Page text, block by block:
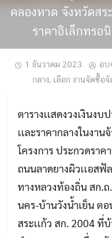
Search
คลองหาด จังหวัดสร
ราคาอิเล็กทรอ
1 ธันวาคม 2023 อบ
กลาง, เลือก งานจัดซื้อ
ตารางเเสดงวงเงินง
เเละราคากลางในงาน
โครงการ ประกวดราค
ถนนลาดยางผิวเเอส
ทางหลวงท้องถิ่น สก.
นคร-บ้านวังน้ำเย็น ต
สระเเก้ว สก. 2004 ที่